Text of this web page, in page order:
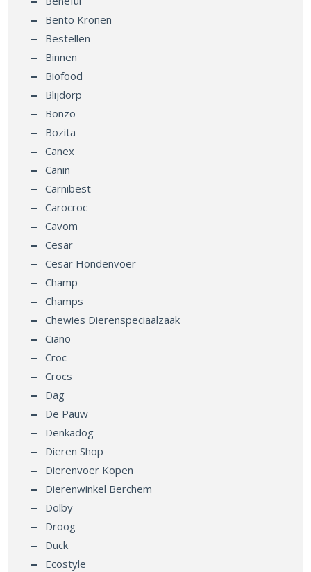
Bento Kronen
Bestellen
Binnen
Biofood
Blijdorp
Bonzo
Bozita
Canex
Canin
Carnibest
Carocroc
Cavom
Cesar
Cesar Hondenvoer
Champ
Champs
Chewies Dierenspeciaalzaak
Ciano
Croc
Crocs
Dag
De Pauw
Denkadog
Dieren Shop
Dierenvoer Kopen
Dierenwinkel Berchem
Dolby
Droog
Duck
Ecostyle